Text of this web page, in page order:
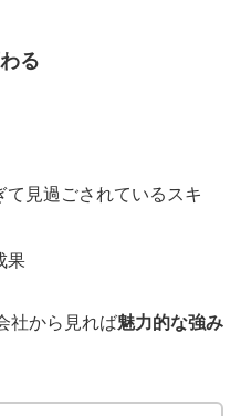
る
見過ごされているスキ
果
社から見れば魅力的な強み